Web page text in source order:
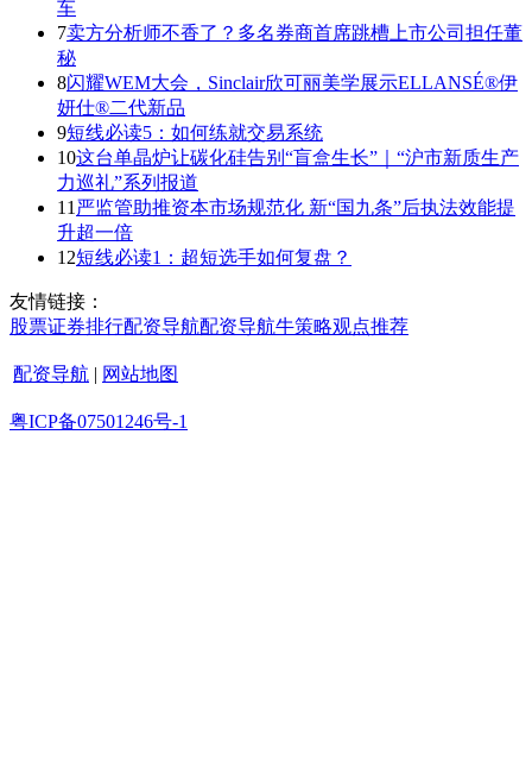
车
7卖方分析师不香了？多名券商首席跳槽上市公司担任董
秘
8闪耀WEM大会，Sinclair欣可丽美学展示ELLANSÉ®伊
妍仕®二代新品
9短线必读5：如何练就交易系统
10这台单晶炉让碳化硅告别“盲盒生长”｜“沪市新质生产
力巡礼”系列报道
11 严监管助推资本市场规范化 新“国九条”后执法效能提
升超一倍
12短线必读1：超短选手如何复盘？
友情链接：
股票证券排行配资导航配资导航牛策略观点推荐
配资导航 | 网站地图
粤ICP备07501246号-1